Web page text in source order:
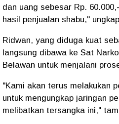
dan uang sebesar Rp.
hasil penjualan shabu,"
Ridwan, yang diduga kuat
langsung dibawa ke Sat
Belawan untuk menjalani
"Kami akan terus melakukan
untuk mengungkap jaringan
melibatkan tersangka ini,"